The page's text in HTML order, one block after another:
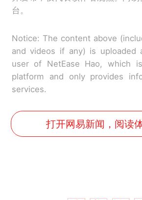
台。
Notice: The content above
and videos if any) is uploaded
user of NetEase Hao, which
platform and only provides
services.
打开网易新闻，阅读